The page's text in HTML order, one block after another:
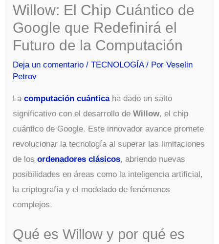
Willow: El Chip Cuántico de
Google que Redefinirá el
Futuro de la Computación
Deja un comentario /TECNOLOGÍA/ PorVeselin
Petrov
Lacomputación cuánticaha dado un salto
significativo con el desarrollo deWillow, el chip
cuántico de Google. Este innovador avance promete
revolucionar la tecnología al superar las limitaciones
de losordenadores clásicos, abriendo nuevas
posibilidades en áreas como la inteligencia artificial,
la criptografía y el modelado de fenómenos
complejos.
Qué es Willow y por qué es